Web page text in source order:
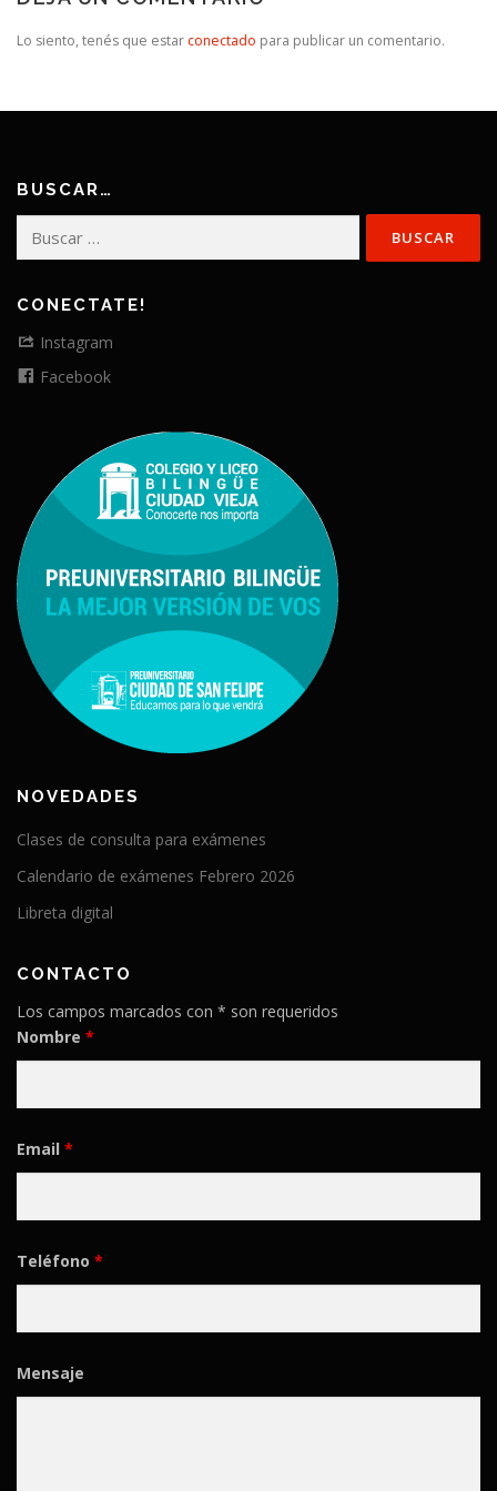
Lo siento, tenés que estar conectado para publicar un comentario.
BUSCAR…
CONECTATE!
Instagram
Facebook
NOVEDADES
Clases de consulta para exámenes
Calendario de exámenes Febrero 2026
Libreta digital
CONTACTO
Los campos marcados con * son requeridos
Nombre *
Email *
Teléfono *
Mensaje